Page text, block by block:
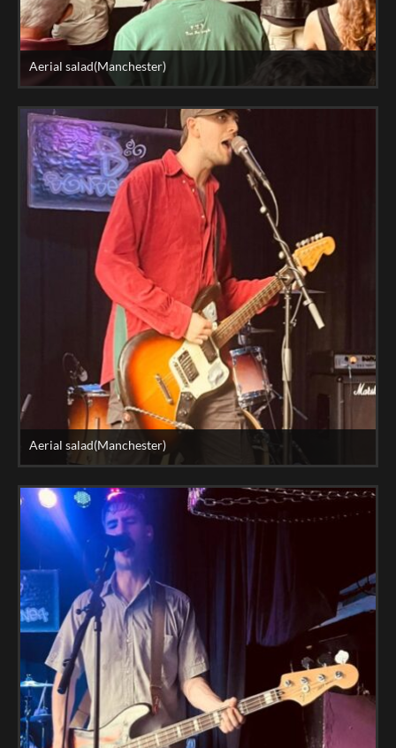
Aerial salad(Manchester)
Aerial salad(Manchester)